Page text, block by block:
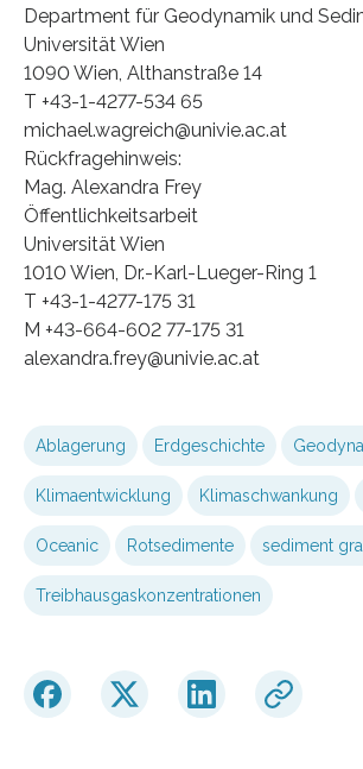
Department für Geodynamik und
Universität Wien
1090 Wien, Althanstraße 14
T +43-1-4277-534 65
michael.wagreich@univie.ac.at
Rückfragehinweis:
Mag. Alexandra Frey
Öffentlichkeitsarbeit
Universität Wien
1010 Wien, Dr.-Karl-Lueger-Ring 1
T +43-1-4277-175 31
M +43-664-602 77-175 31
alexandra.frey@univie.ac.at
Ablagerung Erdgeschichte
Klimaentwicklung Klimaschwankung
Oceanic Rotsedimente sediment
Treibhausgaskonzentrationen